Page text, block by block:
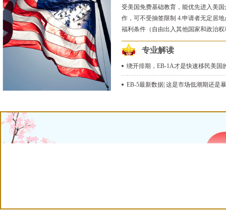
受美国免费基础教育，能优先进入美
作，可不受抽签限制 4.申请者无定居
福利条件（自由出入其他国家和政治权
专业解读
绕开排期，EB-1A才是快速移民美国的
EB-5最新数据| 这是市场低潮期还是